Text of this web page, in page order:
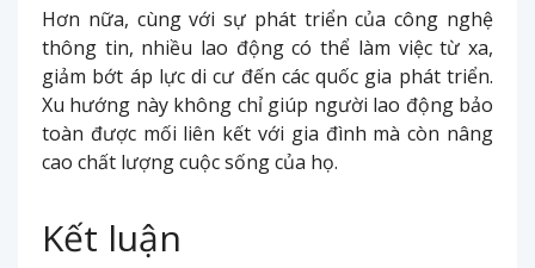
Hơn nữa, cùng với sự phát triển của công nghệ
thông tin, nhiều lao động có thể làm việc từ xa,
giảm bớt áp lực di cư đến các quốc gia phát triển.
Xu hướng này không chỉ giúp người lao động bảo
toàn được mối liên kết với gia đình mà còn nâng
cao chất lượng cuộc sống của họ.
Kết luận